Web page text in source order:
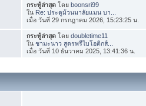
กระทู้ล่าสุด โดยboonsri99
ใน Re: ประตูม้วนมาลัยแมน บา...
เมื่อ วันที่ 29 กรกฎาคม 2026, 15:23:25 น.
กระทู้ล่าสุด โดยdoubletime11
ในชามะนาว สูตรพรีไบโอติกส์...
เมื่อ วันที่ 10 ธันวาคม 2025, 13:41:36 น.